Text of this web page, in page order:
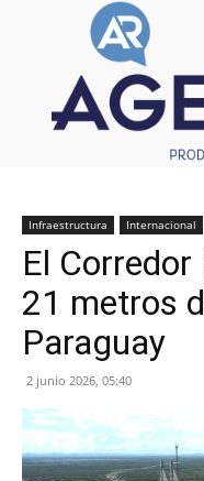
Infraestructura Internacional
El
21 metros
Paraguay
2 junio 2026, 05:40